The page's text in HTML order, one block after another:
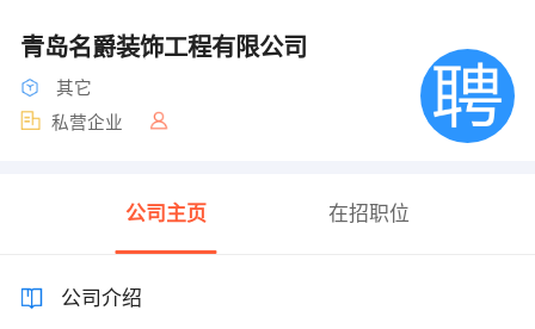
青岛名爵装饰工程有限公司
其它
私营企业
公司主页 在招职位
公司介绍